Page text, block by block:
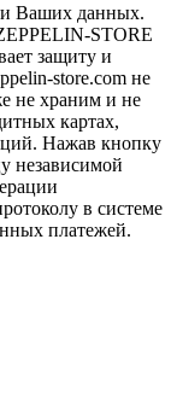
Ваших данных.
STORE
защиту и
store.com не
не храним и не
картах,
Нажав кнопку
независимой
в системе
платежей.